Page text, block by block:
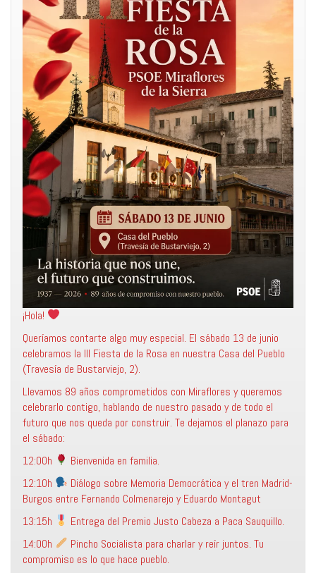
¡Hola!
Queríamos contarte algo muy especial. El sábado 13 de junio
celebramos la III Fiesta de la Rosa en nuestra Casa del Pueblo
(Travesía de Bustarviejo, 2).
Llevamos 89 años comprometidos con Miraflores y queremos
celebrarlo contigo, hablando de nuestro pasado y de todo el
futuro que nos queda por construir. Te dejamos el planazo para
el sábado:
12:00h
Bienvenida en familia.
12:10h
Diálogo sobre Memoria Democrática y el tren Madrid-
Burgos entre Fernando Colmenarejo y Eduardo Montagut
13:15h
Entrega del Premio Justo Cabeza a Paca Sauquillo.
14:00h
Pincho Socialista para charlar y reír juntos. Tu
compromiso es lo que hace pueblo.